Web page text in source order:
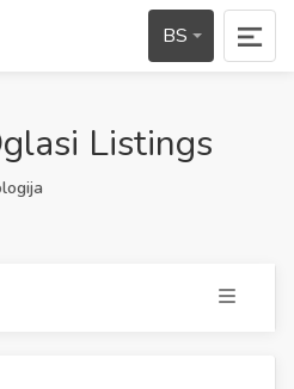
BS
Listings